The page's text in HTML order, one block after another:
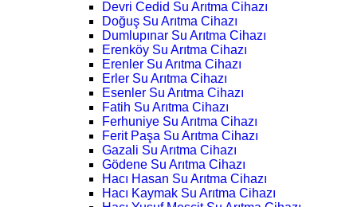
Devri Cedid Su Arıtma Cihazı
Doğuş Su Arıtma Cihazı
Dumlupınar Su Arıtma Cihazı
Erenköy Su Arıtma Cihazı
Erenler Su Arıtma Cihazı
Erler Su Arıtma Cihazı
Esenler Su Arıtma Cihazı
Fatih Su Arıtma Cihazı
Ferhuniye Su Arıtma Cihazı
Ferit Paşa Su Arıtma Cihazı
Gazali Su Arıtma Cihazı
Gödene Su Arıtma Cihazı
Hacı Hasan Su Arıtma Cihazı
Hacı Kaymak Su Arıtma Cihazı